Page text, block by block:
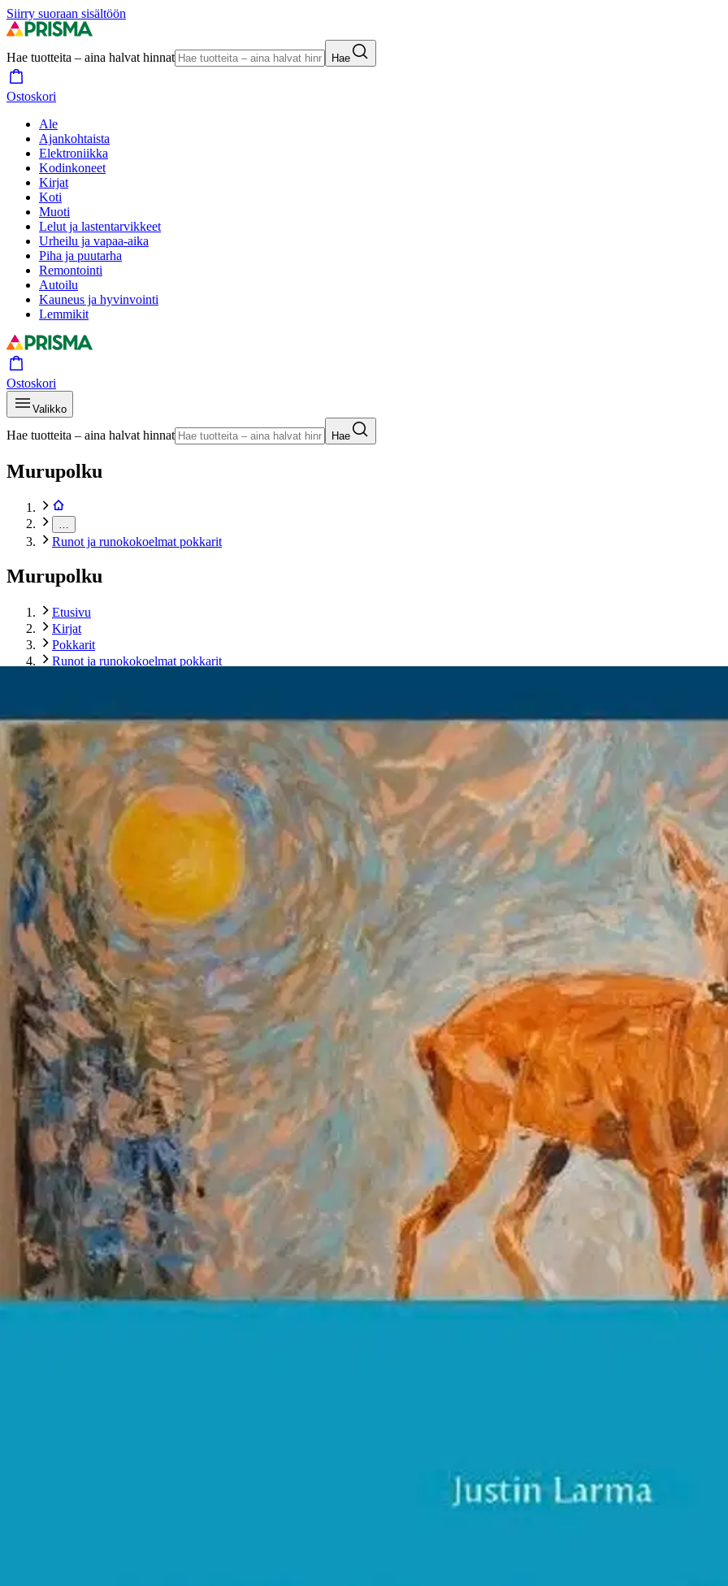
Siirry suoraan sisältöön
Hae tuotteita – aina halvat hinnat Hae
Ostoskori
Ale
Ajankohtaista
Elektroniikka
Kodinkoneet
Kirjat
Koti
Muoti
Lelut ja lastentarvikkeet
Urheilu ja vapaa-aika
Piha ja puutarha
Remontointi
Autoilu
Kauneus ja hyvinvointi
Lemmikit
Ostoskori
Valikko
Hae tuotteita – aina halvat hinnat Hae
Murupolku
Runot ja runokokoelmat pokkarit
Murupolku
Etusivu
Kirjat
Pokkarit
Runot ja runokokoelmat pokkarit
Asiakasomistaja-alennus -15 %
Avaa kuva suurempana
Karusellin nuolipainikkeet
BoD - Books on Demand
Larma, Väärän kuninkaan maa - Runoja
10,16 €
Asiakasomistajahinta
Hinta ilman S-Etukorttia:
11,95 €
Verkkokaupan hinta
Valitse toimitustapa
Nouto myymälästä
Ei saatavilla
Toimitus
Kotiin tai noutopisteeseen
Alk. 0 €
Ilmainen toimitus yli 100 €:n tilauksille Postin pakettiautomaattiin tai
Etu ei koske Suuri‑lisäpalvelulla toimitettavia tuotteita.
Tarkista myymäläsaatavuus
Elämän -sarjan kuudes kirja kantaa nimeä Väärän kuninkaan maa. Nimi syntyi pakolaisvirtojen kohtaloita pohtiessa ja muuttovirtojen
muistiinmerkintätapaa. Runoja syntyy päivittäin ja niissä liikutaan tunnelmasta toiseen - äärestä laitaan. Rakkaus kuuluu elämään, samoin